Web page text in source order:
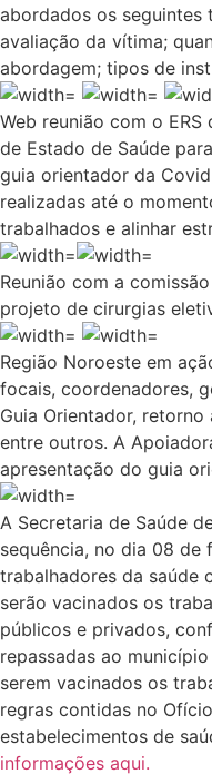
abordados os seguintes
avaliação da vítima;
abordagem; tipos de
Web reunião com o
de Estado de Saúde
guia orientador da
realizadas até o
trabalhados e alinhar
Reunião com a
projeto de cirurgias
Região Noroeste em
focais, coordenadores,
Guia Orientador,
entre outros. A
apresentação do guia
A Secretaria de Saúde
sequência, no dia 08 de
trabalhadores da saúde
serão vacinados os
públicos e privados,
repassadas ao
serem vacinados os
regras contidas no
estabelecimentos de
informações aqui.